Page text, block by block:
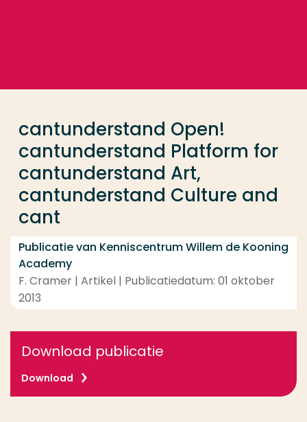
cantunderstand Open!
cantunderstand Platform for
cantunderstand Art,
cantunderstand Culture and
cant
Publicatie van Kenniscentrum Willem de Kooning
Academy
F. Cramer | Artikel | Publicatiedatum: 01 oktober
2013
Download publicatie
Download
Contact